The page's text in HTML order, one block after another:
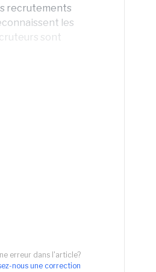
recrutements
les
sont
erreur dans l'article?
nous une correction